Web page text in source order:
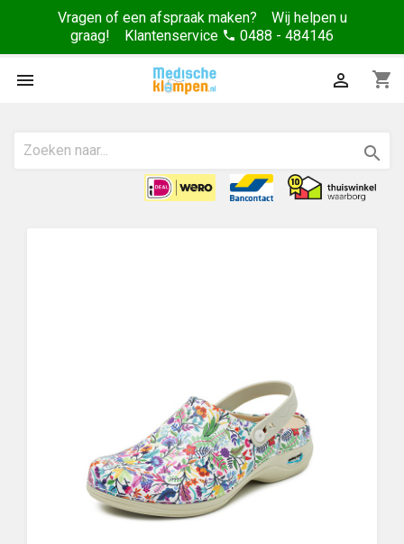
Vragen of een afspraak maken? Wij helpen u
graag! Klantenservice phone 0488 - 484146
 shopping_cart

